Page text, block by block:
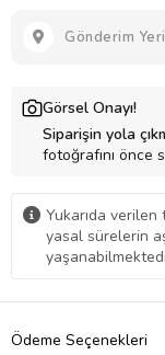
Gönderim
Görsel Onayı!
Siparişin yola
fotoğrafını önce
Yukarıda
yasal sürelerin
Ödeme Seçenekleri